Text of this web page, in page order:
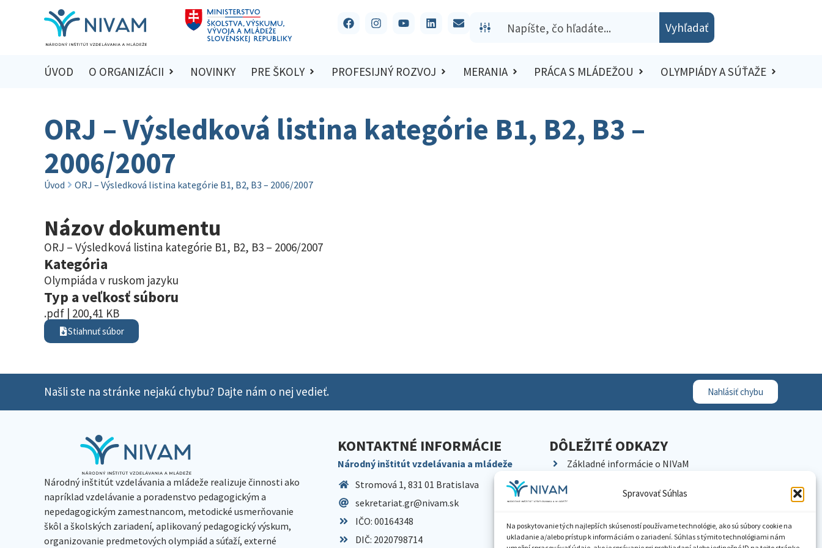
Spravovať Súhlas
Na poskytovanie tých najlepších skúseností používame technológie, ako sú súbory cookie na
ukladanie a/alebo prístup k informáciám o zariadení. Súhlas s týmito technológiami nám
Vyhľadať
ÚVOD O ORGANIZÁCII NOVINKY PRE ŠKOLY PROFESIJNÝ ROZVOJ MERANIA PRÁCA S MLÁDEŽOU OLYMPIÁDY A SÚŤAŽE
ORJ – Výsledková listina kategórie B1, B2, B3 –
2006/2007
Úvod ORJ – Výsledková listina kategórie B1, B2, B3 – 2006/2007
Názov dokumentu
ORJ – Výsledková listina kategórie B1, B2, B3 – 2006/2007
Kategória
Olympiáda v ruskom jazyku
Typ a veľkosť súboru
.pdf | 200,41 KB
Stiahnuť súbor
Našli ste na stránke nejakú chybu? Dajte nám o nej vedieť. Nahlásiť chybu
Národný inštitút vzdelávania a mládeže realizuje činnosti ako
napríklad vzdelávanie a poradenstvo pedagogickým a
nepedagogickým zamestnancom, metodické usmerňovanie
škôl a školských zariadení, aplikovaný pedagogický výskum,
organizovanie predmetových olympiád a súťaží, externé
KONTAKTNÉ INFORMÁCIE
Národný inštitút vzdelávania a mládeže
Stromová 1, 831 01 Bratislava
sekretariat.gr@nivam.sk
IČO: 00164348
DIČ: 2020798714
DÔLEŽITÉ ODKAZY
Základné informácie o NIVaM
Kariéra
Pracoviská NIVaM